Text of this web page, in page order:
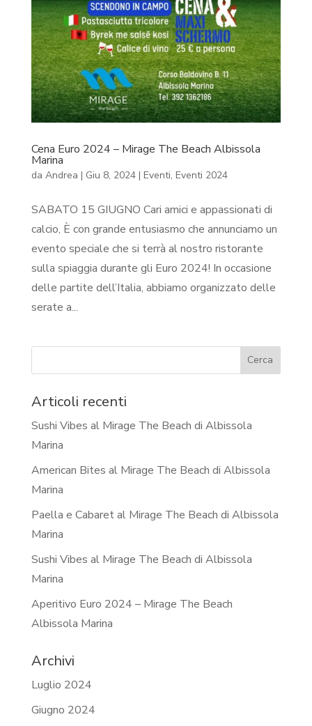
Cena Euro 2024 – Mirage The Beach Albissola
Marina
da Andrea | Giu 8, 2024| Eventi, Eventi 2024
SABATO 15 GIUGNO Cari amici e appassionati di
calcio, È con grande entusiasmo che annunciamo un
evento speciale che si terrà al nostro ristorante
sulla spiaggia durante gli Euro 2024! In occasione
delle partite dell’Italia, abbiamo organizzato delle
serate a...
Articoli recenti
Sushi Vibes al Mirage The Beach di Albissola
Marina
American Bites al Mirage The Beach di Albissola
Marina
Paella e Cabaret al Mirage The Beach di Albissola
Marina
Sushi Vibes al Mirage The Beach di Albissola
Marina
Aperitivo Euro 2024 – Mirage The Beach
Albissola Marina
Archivi
Luglio 2024
Giugno 2024